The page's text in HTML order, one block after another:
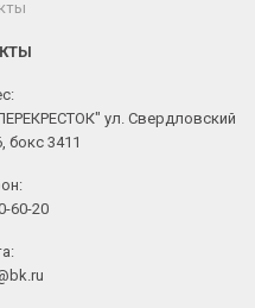
ул. Свердловский
бокс 3411
60-20